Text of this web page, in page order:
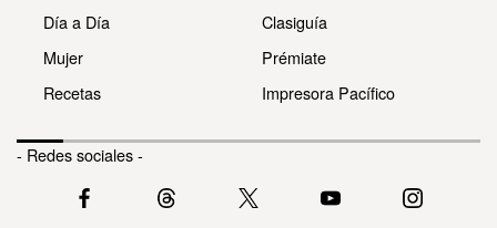
Día a Día
Mujer
Recetas
Clasiguía
Prémiate
Impresora Pacífico
- Redes sociales -